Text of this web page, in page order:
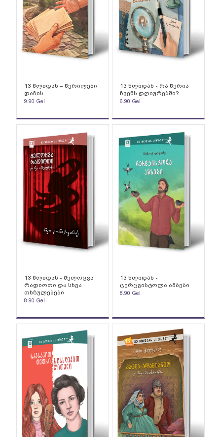
13 წლიდან – წერილები
დაჩის
9.90 Gel
13 წლიდან - რა წერია
ჩვენს დღიურებში?
6.90 Gel
13 წლიდან - შელოცვა
რადიოთი და სხვა
თხზულებები
8.90 Gel
13 წლიდან -
ცერცვისტოლა ამბები
8.90 Gel